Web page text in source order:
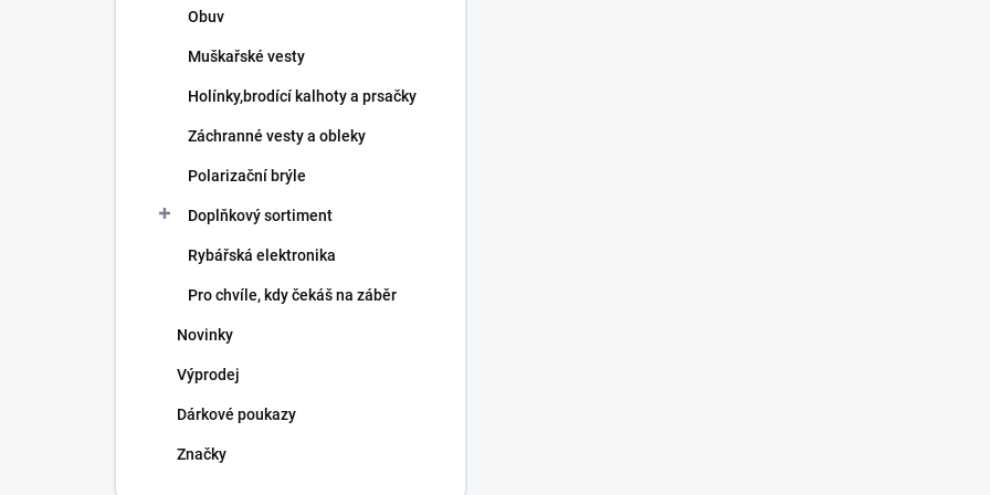
Obuv
Muškařské vesty
Holínky,brodící kalhoty a prsačky
Záchranné vesty a obleky
Polarizační brýle
Doplňkový sortiment
Rybářská elektronika
Pro chvíle, kdy čekáš na záběr
Novinky
Výprodej
Dárkové poukazy
Značky